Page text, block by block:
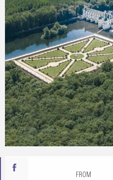
Opening hours &
FROM